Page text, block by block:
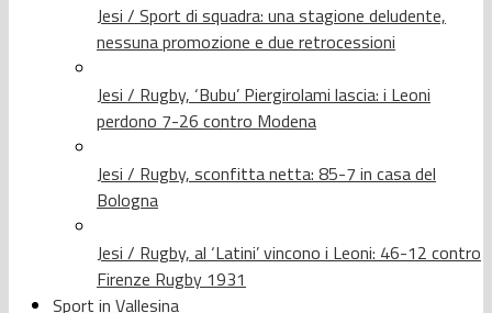
Jesi / Sport di squadra: una stagione deludente,
nessuna promozione e due retrocessioni
Jesi / Rugby, ‘Bubu’ Piergirolami lascia: i Leoni
perdono 7-26 contro Modena
Jesi / Rugby, sconfitta netta: 85-7 in casa del
Bologna
Jesi / Rugby, al ‘Latini’ vincono i Leoni: 46-12 contro
Firenze Rugby 1931
Sport in Vallesina